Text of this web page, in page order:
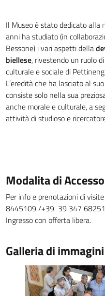
Il Museo è stato dedicato alla
anni ha studiato (in
Bessone) i vari aspetti della
biellese, rivestendo un ruolo
culturale e sociale di
L’eredità che ha lasciato al
consiste solo nella sua
anche morale e culturale, a
attività di studioso e
Modalita di Accesso
Per info e prenotazioni di
8445109 /+39 39 347
Ingresso con offerta libera.
Galleria di immagini